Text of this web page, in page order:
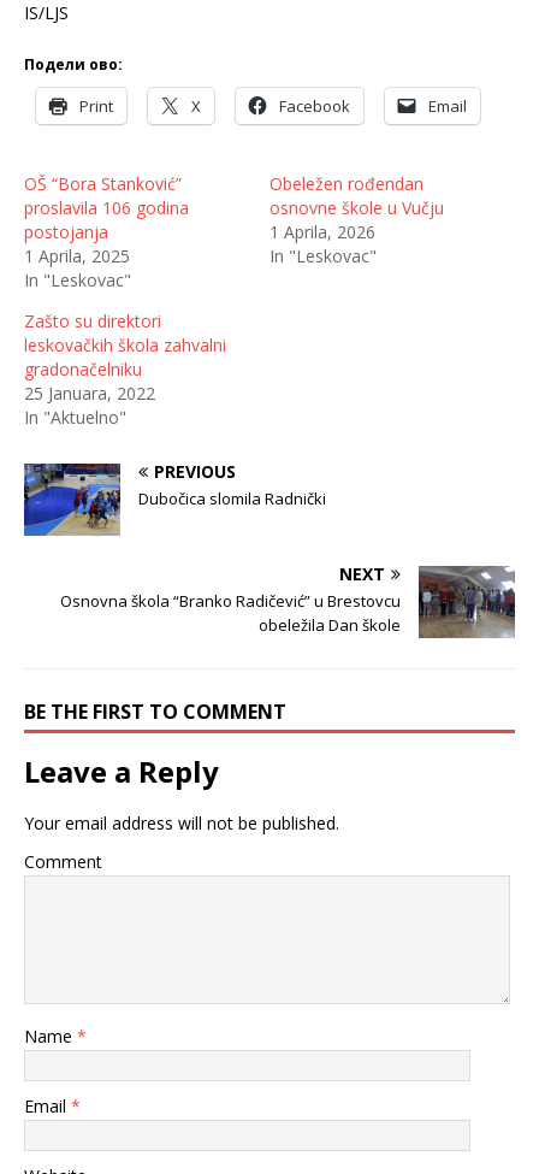
IS/LJS
Подели ово:
Print X Facebook Email
OŠ “Bora Stanković”
proslavila 106 godina
postojanja
1 Aprila, 2025
In "Leskovac"
Obeležen rođendan
osnovne škole u Vučju
1 Aprila, 2026
In "Leskovac"
Zašto su direktori
leskovačkih škola zahvalni
gradonačelniku
25 Januara, 2022
In "Aktuelno"
PREVIOUS
Dubočica slomila Radnički
NEXT
Osnovna škola “Branko Radičević” u Brestovcu
obeležila Dan škole
BE THE FIRST TO COMMENT
Leave a Reply
Your email address will not be published.
Comment
Name *
Email *